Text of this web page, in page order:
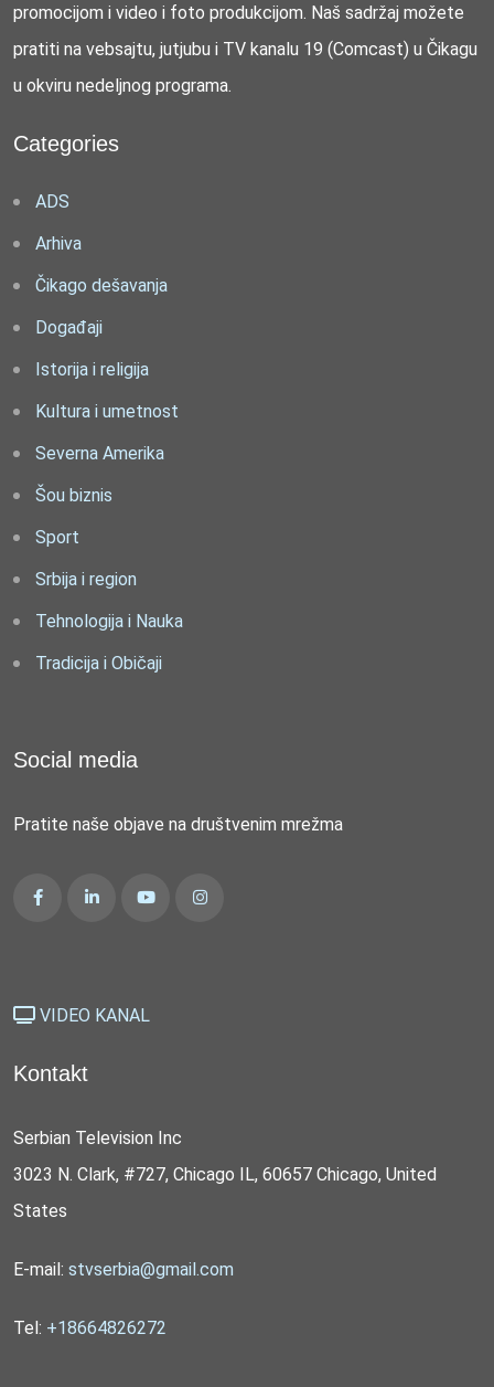
promocijom i video i foto produkcijom. Naš sadržaj možete
pratiti na vebsajtu, jutjubu i TV kanalu 19 (Comcast) u Čikagu
u okviru nedeljnog programa.
Categories
ADS
Arhiva
Čikago dešavanja
Događaji
Istorija i religija
Kultura i umetnost
Severna Amerika
Šou biznis
Sport
Srbija i region
Tehnologija i Nauka
Tradicija i Običaji
Social media
Pratite naše objave na društvenim mrežma
VIDEO KANAL
Kontakt
Serbian Television Inc
3023 N. Clark, #727, Chicago IL, 60657 Chicago, United
States
E-mail: stvserbia@gmail.com
Tel: +18664826272